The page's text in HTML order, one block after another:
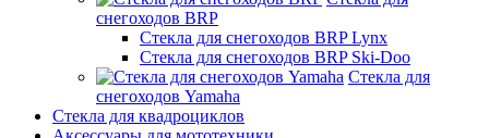
снегоходов BRP
Стекла для снегоходов BRP Lynx
Стекла для снегоходов BRP Ski-Doo
Стекла для
снегоходов Yamaha
Стекла для квадроциклов